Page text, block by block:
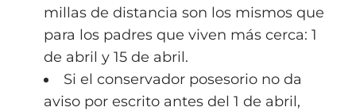
millas de distancia son los mismos que
para los padres que viven más cerca: 1
de abril y 15 de abril.
Si el conservador posesorio no da
aviso por escrito antes del 1 de abril,